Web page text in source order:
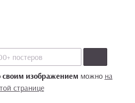
своим изображением можно на
странице